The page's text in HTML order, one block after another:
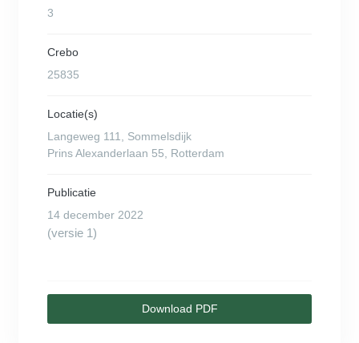
3
Crebo
25835
Locatie(s)
Langeweg 111, Sommelsdijk
Prins Alexanderlaan 55, Rotterdam
Publicatie
14 december 2022
(versie 1)
Download PDF